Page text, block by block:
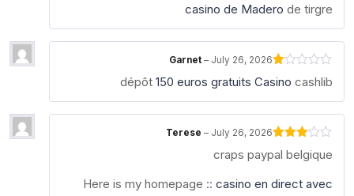
of 5
casino de Madero de tirgre
1
Garnet– July 26, 2026
dépôt 150 euros gratuits Casino cashlib
3out
Terese– July 26, 2026
craps paypal belgique
Here is my homepage :: casino en direct avec